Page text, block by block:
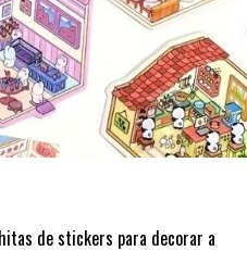
de stickers para decorar a